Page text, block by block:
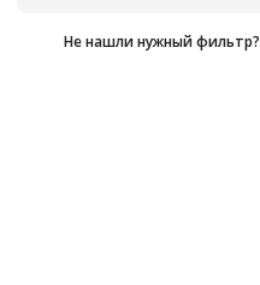
Не нашли нужный фильтр?